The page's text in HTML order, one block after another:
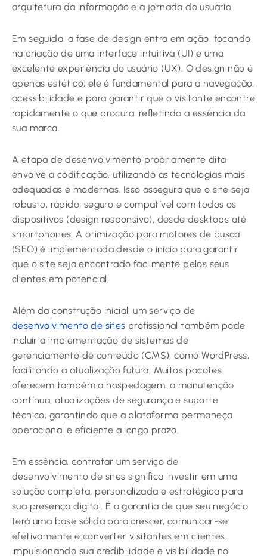
arquitetura da informação e a jornada do usuário.
Em seguida, a fase de design entra em ação, focando
na criação de uma interface intuitiva (UI) e uma
excelente experiência do usuário (UX). O design não é
apenas estético; ele é fundamental para a navegação,
acessibilidade e para garantir que o visitante encontre
rapidamente o que procura, refletindo a essência da
sua marca.
A etapa de desenvolvimento propriamente dita
envolve a codificação, utilizando as tecnologias mais
adequadas e modernas. Isso assegura que o site seja
robusto, rápido, seguro e compatível com todos os
dispositivos (design responsivo), desde desktops até
smartphones. A otimização para motores de busca
(SEO) é implementada desde o início para garantir
que o site seja encontrado facilmente pelos seus
clientes em potencial.
Além da construção inicial, um serviço de
desenvolvimento de sites profissional também pode
incluir a implementação de sistemas de
gerenciamento de conteúdo (CMS), como WordPress,
facilitando a atualização futura. Muitos pacotes
oferecem também a hospedagem, a manutenção
contínua, atualizações de segurança e suporte
técnico, garantindo que a plataforma permaneça
operacional e eficiente a longo prazo.
Em essência, contratar um serviço de
desenvolvimento de sites significa investir em uma
solução completa, personalizada e estratégica para
sua presença digital. É a garantia de que seu negócio
terá uma base sólida para crescer, comunicar-se
efetivamente e converter visitantes em clientes,
impulsionando sua credibilidade e visibilidade no